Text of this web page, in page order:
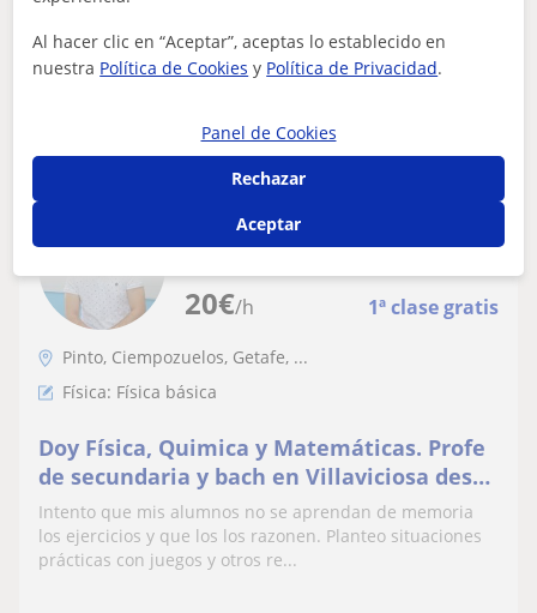
20€/h 1ª clase gratis
Juan Manuel Gómez
Profesor Verificado
Pinto, Ciempozuelos, Getafe, ...
Física: Física básica
Doy Física, Quimica y Matemáticas. Profe
de secundaria y bach en Villaviciosa desde
hace 8 años. Para Pinto y cercanías u
online. Tengo amplia experiencia en
Bachillerato Internacional y podria
Intento que mis alumnos no se aprendan de memoria
los ejercicios y que los los razonen. Planteo situaciones
prácticas con juegos y otros re...
Al hacer clic en “Aceptar”, aceptas lo establecido en
nuestra Política de Cookies y Política de Privacidad.
Panel de Cookies
Rechazar
Aceptar